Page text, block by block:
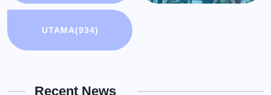
UTAMA(934)
Recent News